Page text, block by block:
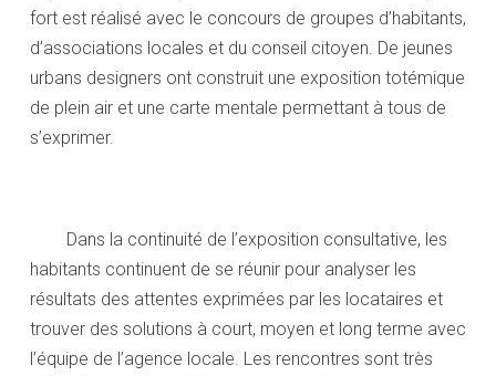
fort est réalisé avec le concours de groupes d’habitants,
d’associations locales et du conseil citoyen. De jeunes
urbans designers ont construit une exposition totémique
de plein air et une carte mentale permettant à tous de
s’exprimer.
Dans la continuité de l’exposition consultative, les
habitants continuent de se réunir pour analyser les
résultats des attentes exprimées par les locataires et
trouver des solutions à court, moyen et long terme avec
l’équipe de l’agence locale. Les rencontres sont très